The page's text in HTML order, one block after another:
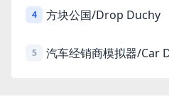
4 方块公国/Drop Duchy
5 汽车经销商模拟器/Car